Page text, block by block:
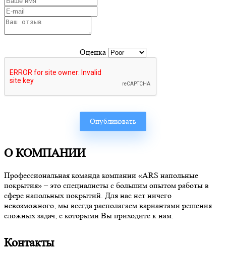
Оценка
О КОМПАНИИ
Профессиональная команда компании «ARS напольные
покрытия» – это специалисты с большим опытом работы в
сфере напольных покрытий. Для нас нет ничего
невозможного, мы всегда располагаем вариантами решения
сложных задач, с которыми Вы приходите к нам.
Контакты